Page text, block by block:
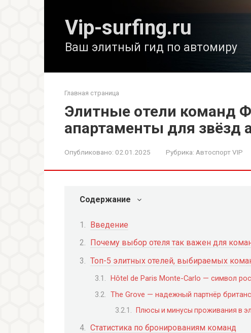
Vip-surfing.ru
Ваш элитный гид по автомиру
Главная страница
Элитные отели команд
апартаменты для звёзд
Опубликовано: 02.01.2025 Рубрика: Автоспорт VIP
Содержание
Введение
Почему выбор отеля так важен для
Топ-5 элитных отелей, выбираемых
Hôtel de Paris Monte-Carlo — символ
The Grove — надежный партнёр
Плюсы и минусы проживания в
Статистика по бронированиям команд